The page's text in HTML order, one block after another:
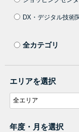
DX・デジタル技術
全カテゴリ
エリアを選択
年度・月を選択